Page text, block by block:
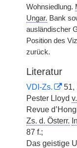
Wohnsiedlung.
Ungar. Bank
ausländischer
Position des
zurück.
Literatur
VDI-Zs.
51,
Pester Lloyd v.
Revue
Zs. d. Österr.
87 f.;
Das geistige